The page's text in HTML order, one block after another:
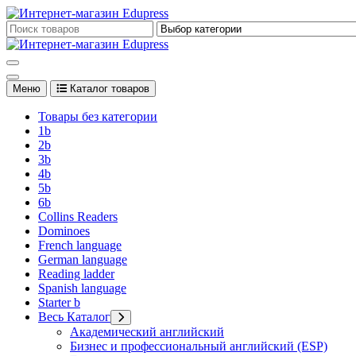
Перейти
к
содержимому
Edupress Uzbekistan, Edupress Узбекистан, книги, учебники на
Меню Каталог товаров
Товары без категории
1b
2b
3b
4b
5b
6b
Collins Readers
Dominoes
French language
German language
Reading ladder
Spanish language
Starter b
Весь Каталог
Академический английский
Бизнес и профессиональный английский (ESP)